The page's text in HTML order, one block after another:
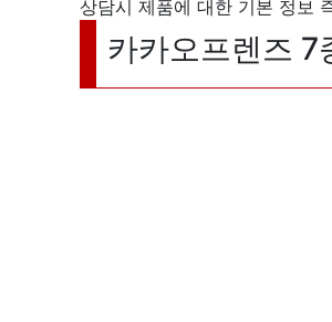
상담시 제품에 대한 기본 정보
카카오프렌즈 7